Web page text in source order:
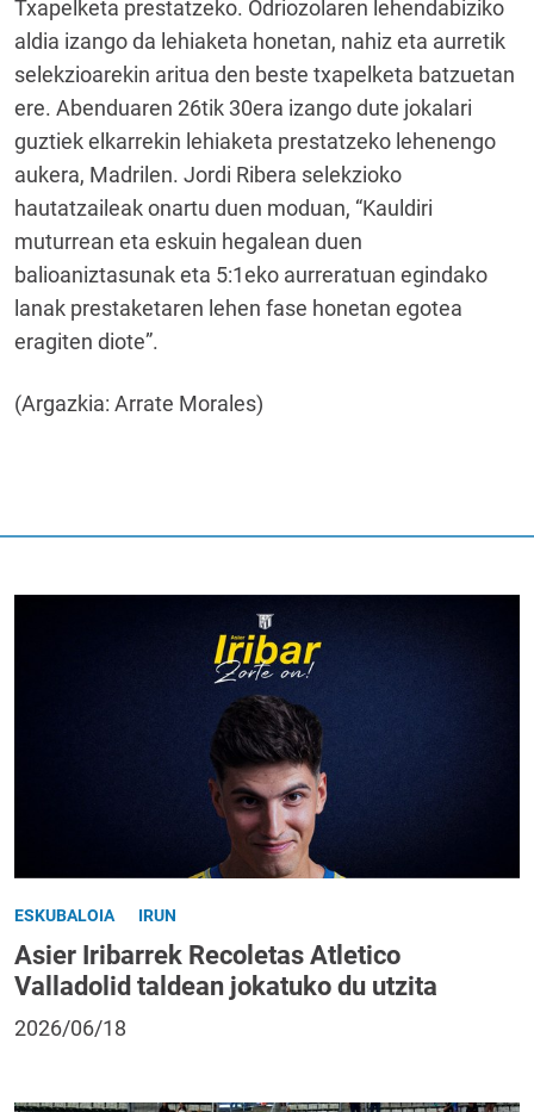
Txapelketa prestatzeko. Odriozolaren lehendabiziko
aldia izango da lehiaketa honetan, nahiz eta aurretik
selekzioarekin aritua den beste txapelketa batzuetan
ere. Abenduaren 26tik 30era izango dute jokalari
guztiek elkarrekin lehiaketa prestatzeko lehenengo
aukera, Madrilen. Jordi Ribera selekzioko
hautatzaileak onartu duen moduan, “Kauldiri
muturrean eta eskuin hegalean duen
balioaniztasunak eta 5:1eko aurreratuan egindako
lanak prestaketaren lehen fase honetan egotea
eragiten diote”.
(Argazkia: Arrate Morales)
ESKUBALOIA IRUN
Asier Iribarrek Recoletas Atletico
Valladolid taldean jokatuko du utzita
2026/06/18